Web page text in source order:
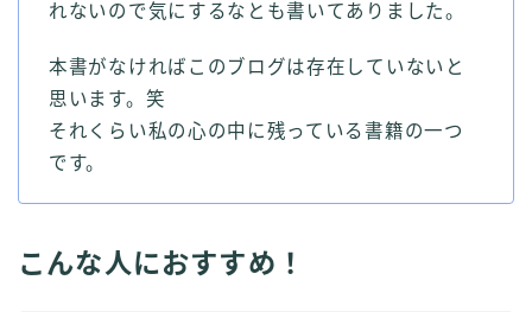
れないので気にするなとも書いてありました。
本書がなければこのブログは存在していないと
思います。笑
それくらい私の心の中に残っている書籍の一つ
です。
こんな人におすすめ！